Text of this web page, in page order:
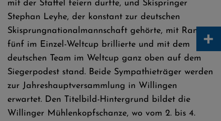
mit der Staffel feiern durfte, und Skispringer
Stephan Leyhe, der konstant zur deutschen
Skisprungnationalmannschaft gehörte, mit Rang
fünf im Einzel-Weltcup brillierte und mit dem
deutschen Team im Weltcup ganz oben auf dem
Siegerpodest stand. Beide Sympathieträger werden
zur Jahreshauptversammlung in Willingen
erwartet. Den Titelbild-Hintergrund bildet die
Willinger Mühlenkopfschanze, wo vom 2. bis 4.
+